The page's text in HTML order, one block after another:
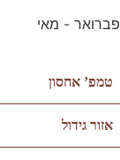
פברואר - מאי
טמפ’ אחסון
אזור גידול